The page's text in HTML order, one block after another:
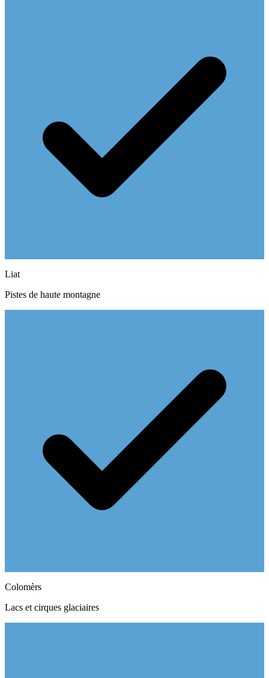
Liat
Pistes de haute montagne
Colomèrs
Lacs et cirques glaciaires